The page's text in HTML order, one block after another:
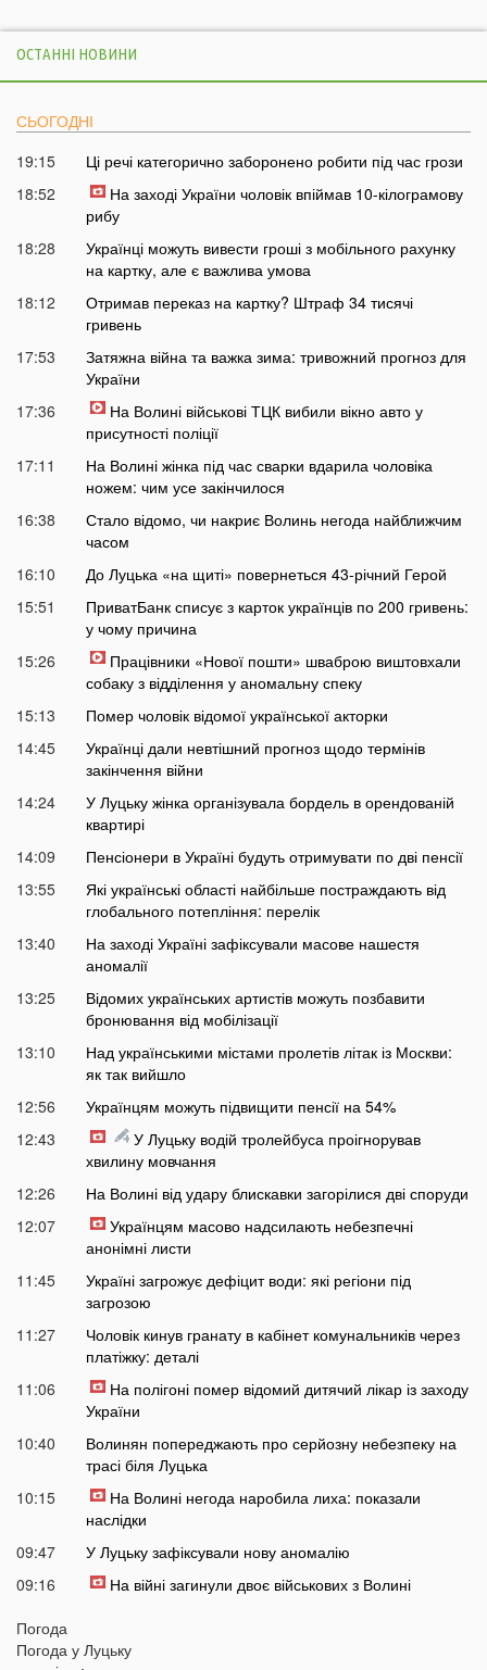
ОСТАННІ НОВИНИ
СЬОГОДНІ
19:15
Ці речі категорично заборонено робити під час грози
18:52
На заході України чоловік впіймав 10-кілограмову
рибу
18:28
Українці можуть вивести гроші з мобільного рахунку
на картку, але є важлива умова
18:12
Отримав переказ на картку? Штраф 34 тисячі
гривень
17:53
Затяжна війна та важка зима: тривожний прогноз для
України
17:36
На Волині військові ТЦК вибили вікно авто у
присутності поліції
17:11
На Волині жінка під час сварки вдарила чоловіка
ножем: чим усе закінчилося
16:38
Стало відомо, чи накриє Волинь негода найближчим
часом
16:10
До Луцька «на щиті» повернеться 43-річний Герой
15:51
ПриватБанк списує з карток українців по 200 гривень:
у чому причина
15:26
Працівники «Нової пошти» шваброю виштовхали
собаку з відділення у аномальну спеку
15:13
Помер чоловік відомої української акторки
14:45
Українці дали невтішний прогноз щодо термінів
закінчення війни
14:24
У Луцьку жінка організувала бордель в орендованій
квартирі
14:09
Пенсіонери в Україні будуть отримувати по дві пенсії
13:55
Які українські області найбільше постраждають від
глобального потепління: перелік
13:40
На заході Україні зафіксували масове нашестя
аномалії
13:25
Відомих українських артистів можуть позбавити
бронювання від мобілізації
13:10
Над українськими містами пролетів літак із Москви:
як так вийшло
12:56
Українцям можуть підвищити пенсії на 54%
12:43
У Луцьку водій тролейбуса проігнорував
хвилину мовчання
12:26
На Волині від удару блискавки загорілися дві споруди
12:07
Українцям масово надсилають небезпечні
анонімні листи
11:45
Україні загрожує дефіцит води: які регіони під
загрозою
11:27
Чоловік кинув гранату в кабінет комунальників через
платіжку: деталі
11:06
На полігоні помер відомий дитячий лікар із заходу
України
10:40
Волинян попереджають про серйозну небезпеку на
трасі біля Луцька
10:15
На Волині негода наробила лиха: показали
наслідки
09:47
У Луцьку зафіксували нову аномалію
09:16
На війні загинули двоє військових з Волині
06 СЕРПНЯ
Погода
Погода у Луцьку